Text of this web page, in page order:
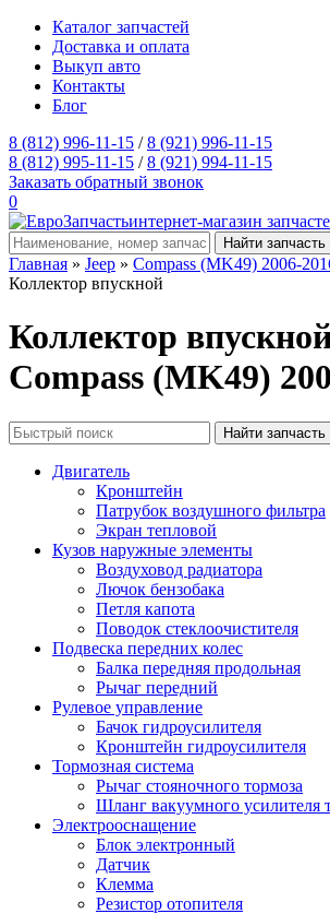
Каталог запчастей
Доставка и оплата
Выкуп авто
Контакты
Блог
8 (812) 996-11-15 /8 (921) 996-11-15
8 (812) 995-11-15 /8 (921) 994-11-15
Заказать обратный звонок
0
интернет-магазин
Главная » Jeep » Compass (MK49) 2006-
Коллектор впускной
Коллектор
Compass (MK49)
Двигатель
Кронштейн
Патрубок воздушного фильтра
Экран тепловой
Кузов наружные элементы
Воздуховод радиатора
Лючок бензобака
Петля капота
Поводок стеклоочистителя
Подвеска передних колес
Балка передняя продольная
Рычаг передний
Рулевое управление
Бачок гидроусилителя
Кронштейн гидроусилителя
Тормозная система
Рычаг стояночного тормоза
Шланг вакуумного усилителя
Электрооснащение
Блок электронный
Датчик
Клемма
Резистор отопителя